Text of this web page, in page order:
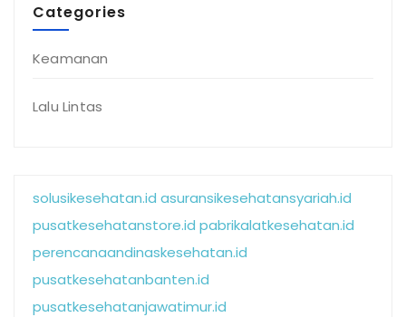
Categories
Keamanan
Lalu Lintas
solusikesehatan.id asuransikesehatansyariah.id
pusatkesehatanstore.id pabrikalatkesehatan.id
perencanaandinaskesehatan.id
pusatkesehatanbanten.id
pusatkesehatanjawatimur.id